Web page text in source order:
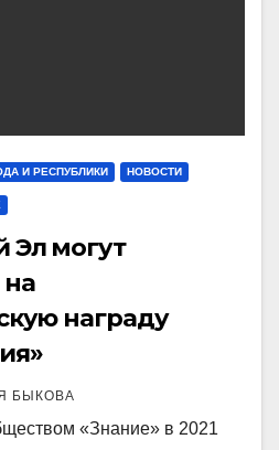
И РЕСПУБЛИКИ НОВОСТИ
могут
награду
БЫКОВА
«Знание» в 2021